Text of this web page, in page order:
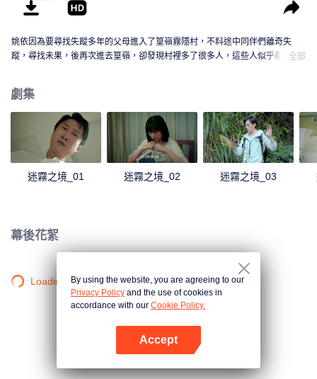
姚依因為要尋找失蹤多年的父母進入了篁嶺霧隱村，不料途中同伴們離奇失
蹤，尋找未果，後再次進去篁嶺，卻發現村裡多了很多人，這些人似乎都跟一
全部
劇集
迷霧之境_01 迷霧之境_02 迷霧之境_03
幕後花絮
Loading…By using the website, you are agreeing to our
Privacy Policy and the use of cookies in
accordance with our Cookie Policy.
Accept